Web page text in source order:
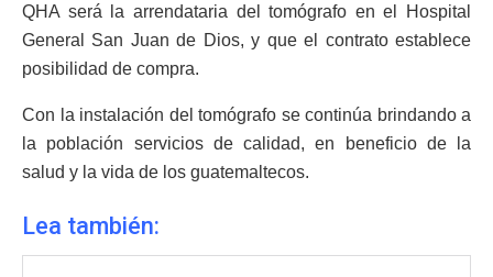
QHA será la arrendataria del tomógrafo en el Hospital
General San Juan de Dios, y que el contrato establece
posibilidad de compra.
Con la instalación del tomógrafo se continúa brindando a
la población servicios de calidad, en beneficio de la
salud y la vida de los guatemaltecos.
Lea también: